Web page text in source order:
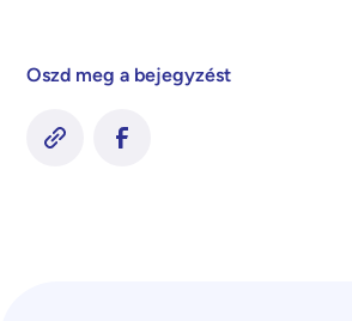
Oszd meg a bejegyzést